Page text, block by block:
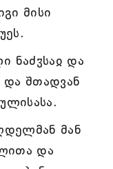
მისი
ნაძჳსაჲ და
და შთადვან
მან
და